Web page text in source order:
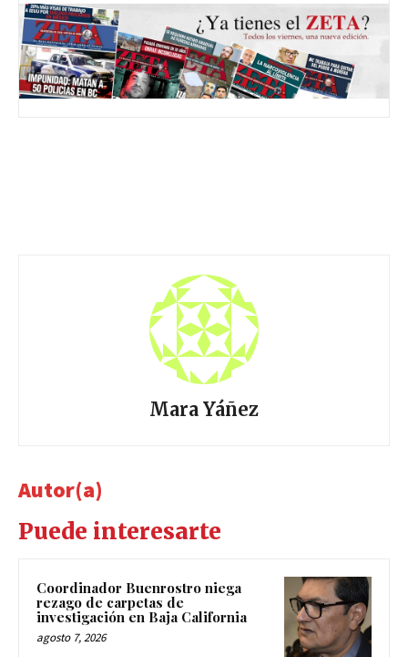
Mara Yáñez
Autor(a)
Puede interesarte
Coordinador Buenrostro niega
rezago de carpetas de
investigación en Baja California
agosto 7, 2026